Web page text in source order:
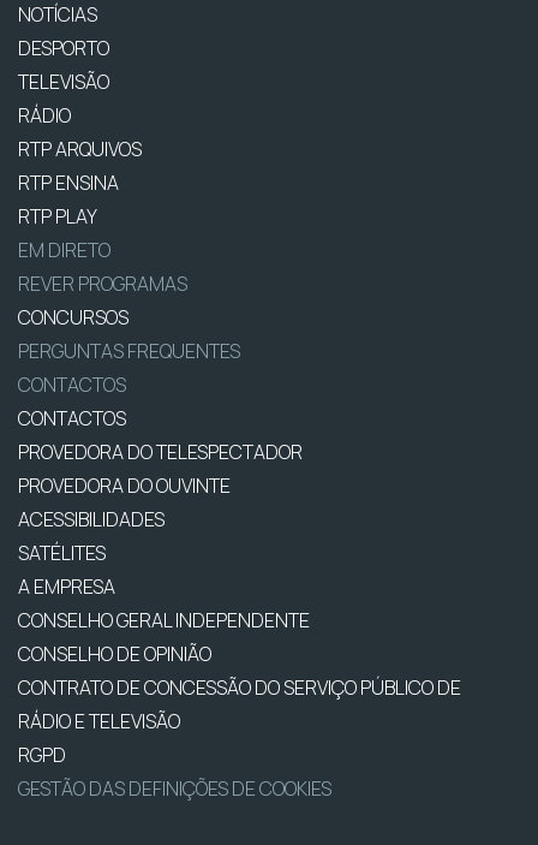
NOTÍCIAS
DESPORTO
TELEVISÃO
RÁDIO
RTP ARQUIVOS
RTP ENSINA
RTP PLAY
EM DIRETO
REVER PROGRAMAS
CONCURSOS
PERGUNTAS FREQUENTES
CONTACTOS
CONTACTOS
PROVEDORA DO TELESPECTADOR
PROVEDORA DO OUVINTE
ACESSIBILIDADES
SATÉLITES
A EMPRESA
CONSELHO GERAL INDEPENDENTE
CONSELHO DE OPINIÃO
CONTRATO DE CONCESSÃO DO SERVIÇO PÚBLICO DE
RÁDIO E TELEVISÃO
RGPD
GESTÃO DAS DEFINIÇÕES DE COOKIES